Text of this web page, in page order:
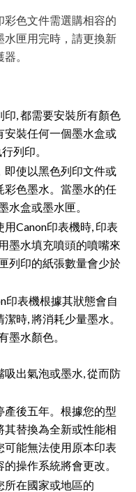
色文件需選購相容的
水匣用完時，請更換新
。
, 都需要安裝所有顏色
安裝任何一個墨水盒或
列印。
即使以黑色列印文件或
彩色墨水。當墨水的任
水盒或墨水匣。
Canon印表機時, 印表
墨水填充噴頭的噴嘴來
列印的紙張數量會少於
印表機根據其狀態會自
時, 將消耗少量墨水。
墨水顏色。
出氣泡或墨水, 從而防
產後五年。根據您的型
替換為全新或性能相
能無法使用原本印表
操作系統將會更改。
所在國家或地區的